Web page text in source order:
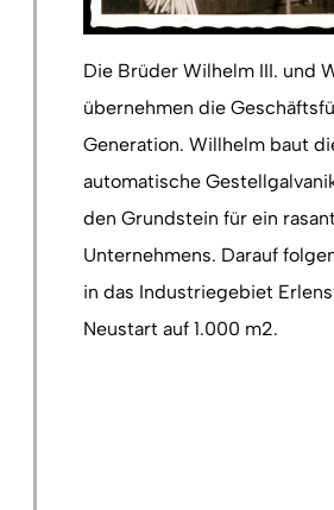
Die Brüder Wilhelm III. und
übernehmen die
Generation. Willhelm baut
automatische
den Grundstein für ein
Unternehmens. Darauf
in das Industriegebiet
Neustart auf 1.000 m2.